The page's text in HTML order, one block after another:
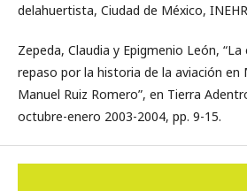
delahuertista, Ciudad de México,
Zepeda, Claudia y Epigmenio León,
repaso por la historia de la aviación en
Manuel Ruiz Romero”, en Tierra
octubre-enero 2003-2004, pp. 9-15.